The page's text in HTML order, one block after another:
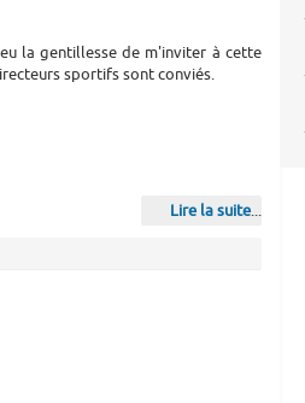
la gentillesse de m'inviter à cette
sportifs sont conviés.
Lire la suite...